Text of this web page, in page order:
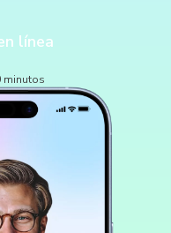
línea
minutos